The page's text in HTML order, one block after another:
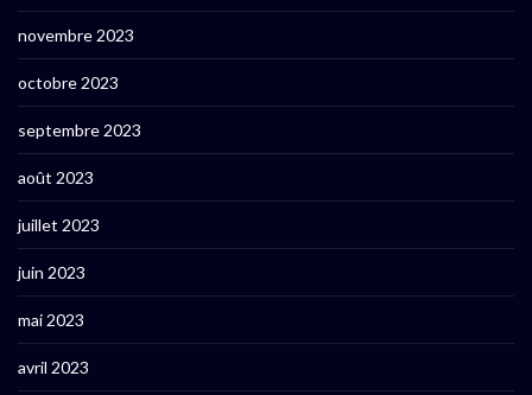
novembre 2023
octobre 2023
septembre 2023
août 2023
juillet 2023
juin 2023
mai 2023
avril 2023